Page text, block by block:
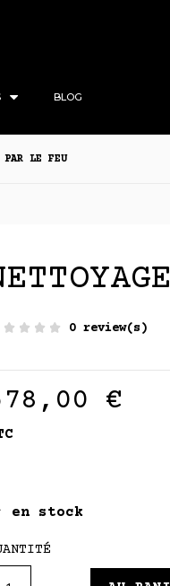
BLOG
PAR LE FEU
0 review(s)
€
en stock